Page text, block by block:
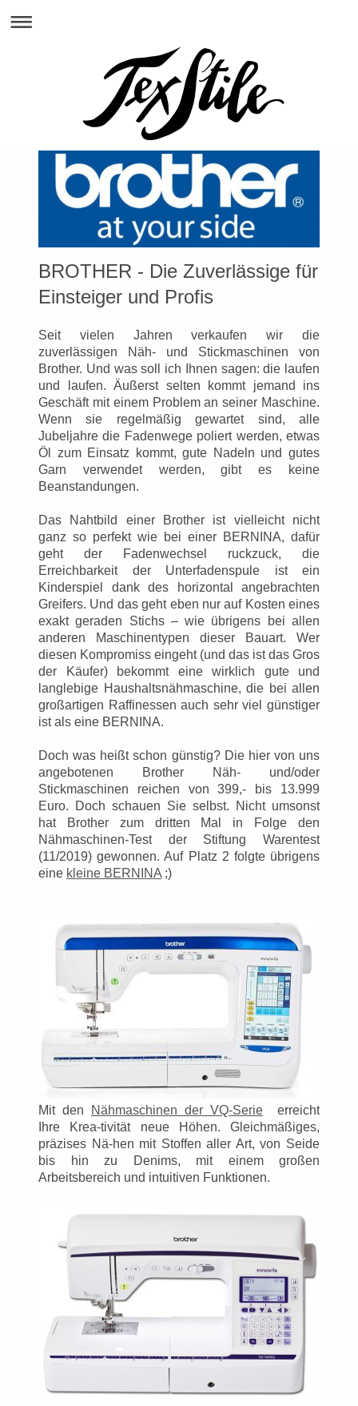
BROTHER - Die Zuverlässige für
Einsteiger und Profis
Seit vielen Jahren verkaufen wir die
zuverlässigen Näh- und Stickmaschinen von
Brother. Und was soll ich Ihnen sagen: die laufen
und laufen. Äußerst selten kommt jemand ins
Geschäft mit einem Problem an seiner Maschine.
Wenn sie regelmäßig gewartet sind, alle
Jubeljahre die Fadenwege poliert werden, etwas
Öl zum Einsatz kommt, gute Nadeln und gutes
Garn verwendet werden, gibt es keine
Beanstandungen.
Das Nahtbild einer Brother ist vielleicht nicht
ganz so perfekt wie bei einer BERNINA, dafür
geht der Fadenwechsel ruckzuck, die
Erreichbarkeit der Unterfadenspule ist ein
Kinderspiel dank des horizontal angebrachten
Greifers. Und das geht eben nur auf Kosten eines
exakt geraden Stichs – wie übrigens bei allen
anderen Maschinentypen dieser Bauart. Wer
diesen Kompromiss eingeht (und das ist das Gros
der Käufer) bekommt eine wirklich gute und
langlebige Haushaltsnähmaschine, die bei allen
großartigen Raffinessen auch sehr viel günstiger
ist als eine BERNINA.
Doch was heißt schon günstig? Die hier von uns
angebotenen Brother Näh- und/oder
Stickmaschinen reichen von 399,- bis 13.999
Euro. Doch schauen Sie selbst. Nicht umsonst
hat Brother zum dritten Mal in Folge den
Nähmaschinen-Test der Stiftung Warentest
(11/2019) gewonnen. Auf Platz 2 folgte übrigens
eine kleine BERNINA ;)
Mit den Nähmaschinen der VQ-Serie erreicht
Ihre Krea-tivität neue Höhen. Gleichmäßiges,
präzises Nä-hen mit Stoffen aller Art, von Seide
bis hin zu Denims, mit einem großen
Arbeitsbereich und intuitiven Funktionen.